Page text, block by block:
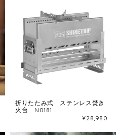
折りたたみ式 ステンレス焚き
火台 N0181
¥28,980